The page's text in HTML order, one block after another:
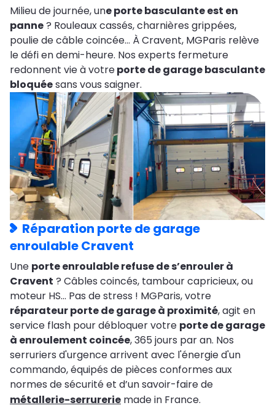
Milieu de journée, une porte basculante est en
panne? Rouleaux cassés, charnières grippées,
poulie de câble coincée… À Cravent, MGParis relève
le défi en demi-heure. Nos experts fermeture
redonnent vie à votreporte de garage basculante
bloquéesans vous saigner.
Réparation porte de garage
enroulable Cravent
Une porte enroulable refuse de s’enrouler à
Cravent ? Câbles coincés, tambour capricieux, ou
moteur HS… Pas de stress ! MGParis, votre
réparateur porte de garage à proximité, agit en
service flash pour débloquer votre porte de garage
à enroulement coincée, 365 jours par an. Nos
serruriers d'urgence arrivent avec l'énergie d'un
commando, équipés de pièces conformes aux
normes de sécurité et d’un savoir-faire de
métallerie-serrurerie made in France.